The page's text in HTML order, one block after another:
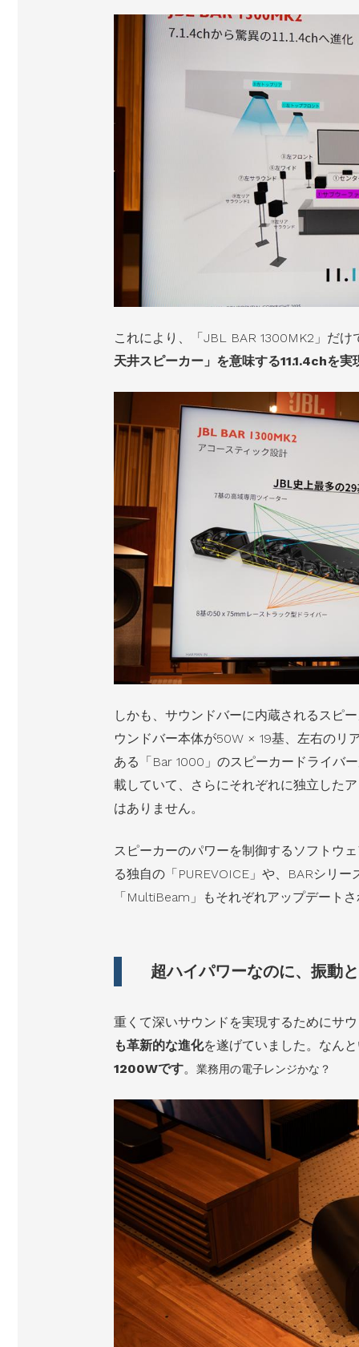
これにより、「JBL BAR 1300MK2」だけ
天井スピーカー」を意味する11.1.4chを実
しかも、サウンドバーに内蔵されるスピ
ウンドバー本体が50W × 19基、左右の
ある「Bar 1000」のスピーカードライバ
載していて、さらにそれぞれに独立した
はありません。
スピーカーのパワーを制御するソフトウ
る独自の「PUREVOICE」や、BARシリ
「MultiBeam」もそれぞれアップデート
超ハイパワーなのに、振動
重くて深いサウンドを実現するためにサ
も革新的な進化を遂げていました。なん
1200Wです。 業務用の電子レンジかな？